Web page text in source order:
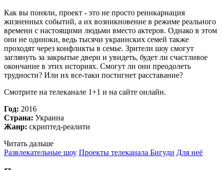
Как вы поняли, проект - это не просто реинкарнация
жизненных событий, а их возникновение в режиме реального
времени с настоящими людьми вместо актеров. Однако в этом
они не одиноки, ведь тысячи украинских семей также
проходят через конфликты в семье. Зрители шоу смогут
заглянуть за закрытые двери и увидеть, будет ли счастливое
окончание в этих историях. Смогут ли они преодолеть
трудности? Или их все-таки постигнет расставание?
Смотрите на телеканале 1+1 и на сайте онлайн.
Год: 2016
Страна: Украина
Жанр: скриптед-реалити
Читать дальше
Развлекательные шоу Проекты телеканала Бигуди Для неё